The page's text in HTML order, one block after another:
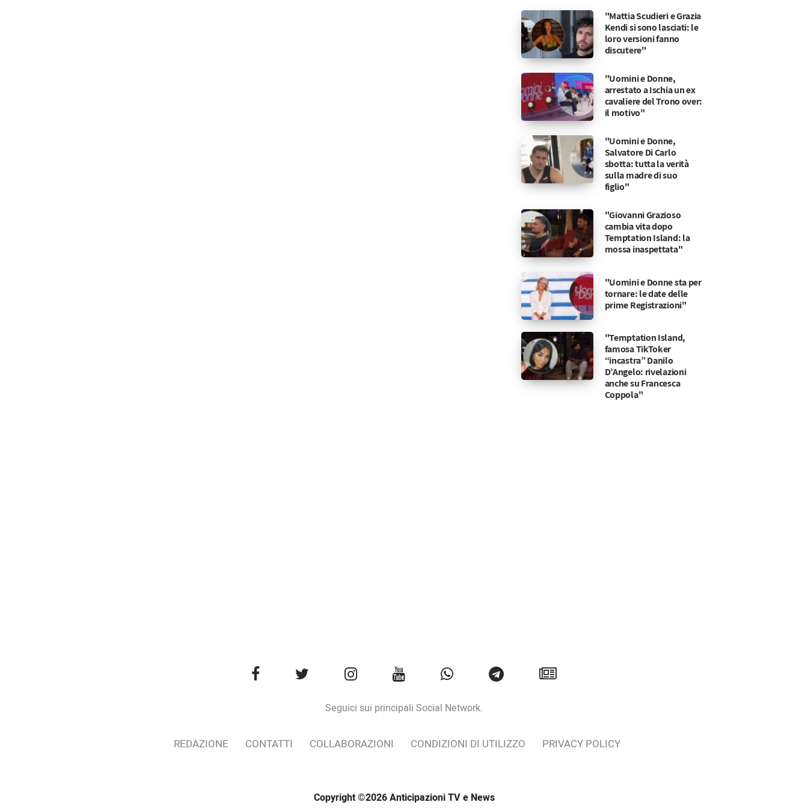
"Mattia Scudieri e Grazia
Kendi si sono lasciati: le
loro versioni fanno
discutere"
"Uomini e Donne,
arrestato a Ischia un ex
cavaliere del Trono over:
il motivo"
"Uomini e Donne,
Salvatore Di Carlo
sbotta: tutta la verità
sulla madre di suo
figlio"
"Giovanni Grazioso
cambia vita dopo
Temptation Island: la
mossa inaspettata"
"Uomini e Donne sta per
tornare: le date delle
prime Registrazioni"
"Temptation Island,
famosa TikToker
“incastra” Danilo
D’Angelo: rivelazioni
anche su Francesca
Coppola"
Seguici sui principali Social Network.
REDAZIONE CONTATTI COLLABORAZIONI CONDIZIONI DI UTILIZZO PRIVACY POLICY
Copyright ©2026 Anticipazioni TV e News